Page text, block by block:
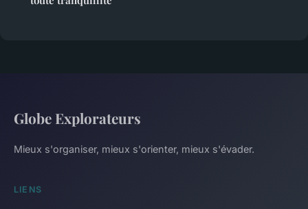
Globe Explorateurs
Mieux s'organiser, mieux s'orienter, mieux s'évader.
LIENS